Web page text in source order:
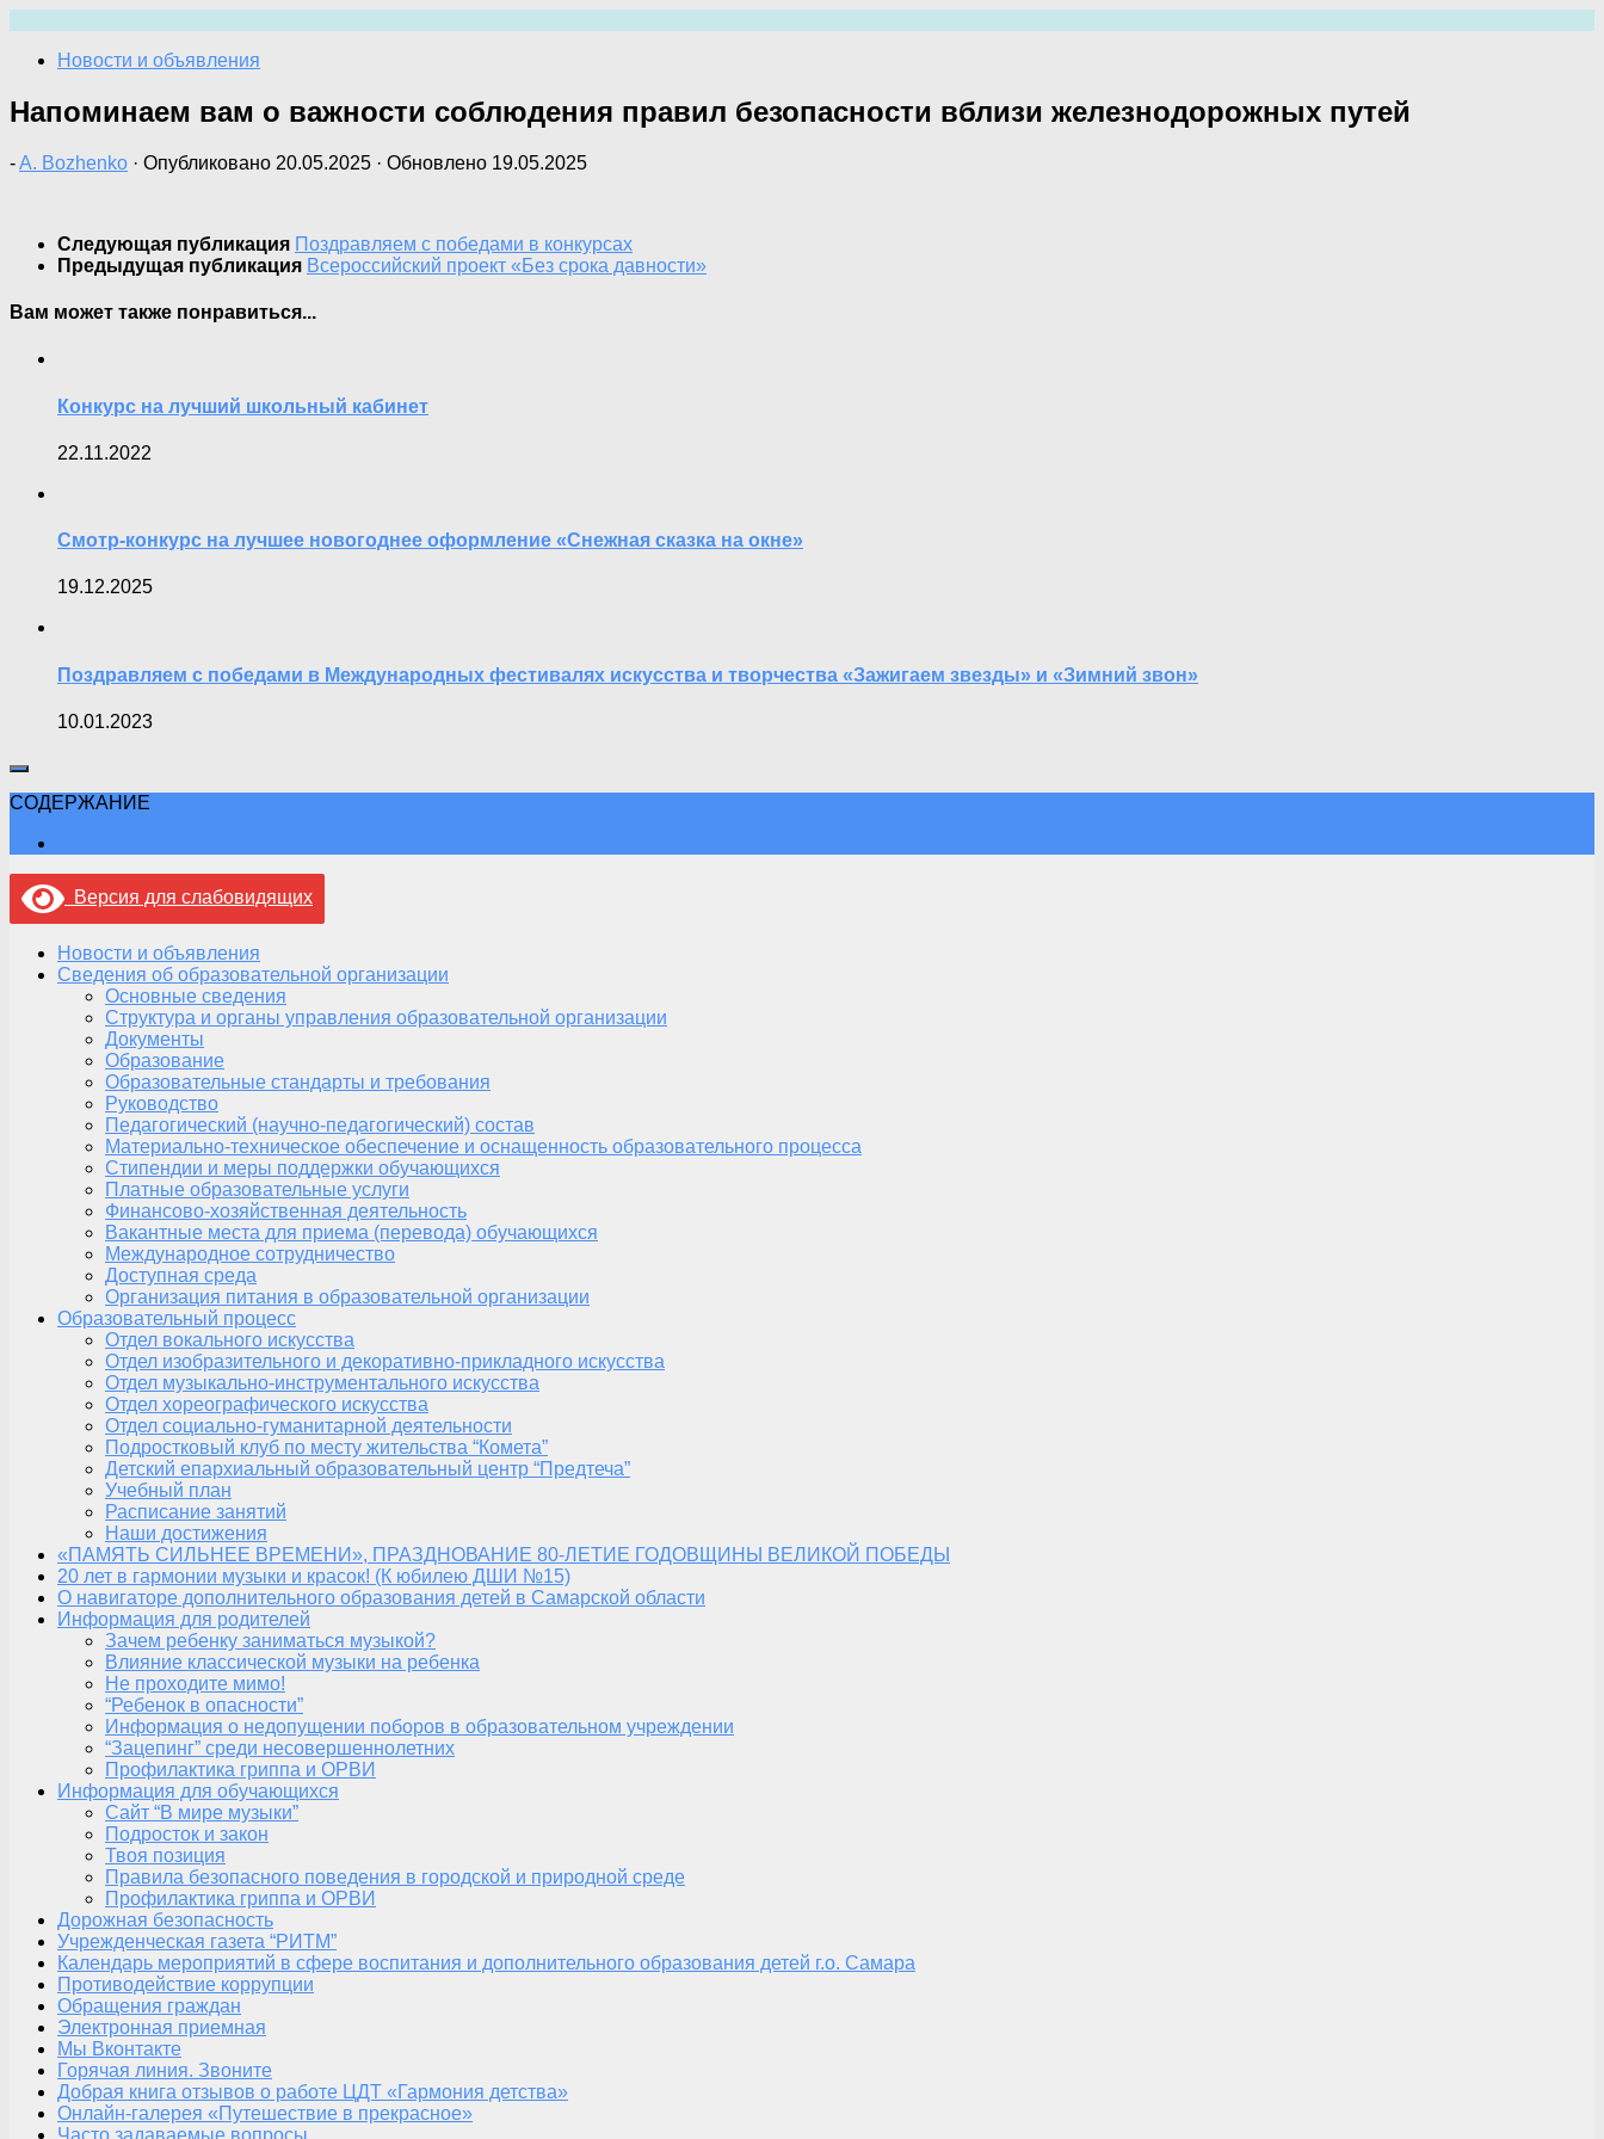
содержимому
Новости и объявления
Напоминаем вам о важности соблюдения правил безопасности вблизи железнодорожных путей
-A. Bozhenko · Опубликовано 20.05.2025 · Обновлено 19.05.2025
Следующая публикация Поздравляем с победами в конкурсах
Предыдущая публикация Всероссийский проект «Без срока давности»
Вам может также понравиться...
Конкурс на лучший школьный кабинет
22.11.2022
Смотр-конкурс на лучшее новогоднее оформление «Снежная сказка на окне»
19.12.2025
Поздравляем с победами в Международных фестивалях искусства и творчества «Зажигаем звезды» и «Зимний звон»
10.01.2023
СОДЕРЖАНИЕ
Версия для слабовидящих
Новости и объявления
Сведения об образовательной организации
Основные сведения
Структура и органы управления образовательной организации
Документы
Образование
Образовательные стандарты и требования
Руководство
Педагогический (научно-педагогический) состав
Материально-техническое обеспечение и оснащенность образовательного процесса
Стипендии и меры поддержки обучающихся
Платные образовательные услуги
Финансово-хозяйственная деятельность
Вакантные места для приема (перевода) обучающихся
Международное сотрудничество
Доступная среда
Организация питания в образовательной организации
Образовательный процесс
Отдел вокального искусства
Отдел изобразительного и декоративно-прикладного искусства
Отдел музыкально-инструментального искусства
Отдел хореографического искусства
Отдел социально-гуманитарной деятельности
Подростковый клуб по месту жительства “Комета”
Детский епархиальный образовательный центр “Предтеча”
Учебный план
Расписание занятий
Наши достижения
«ПАМЯТЬ СИЛЬНЕЕ ВРЕМЕНИ», ПРАЗДНОВАНИЕ 80-ЛЕТИЕ ГОДОВЩИНЫ ВЕЛИКОЙ ПОБЕДЫ
20 лет в гармонии музыки и красок! (К юбилею ДШИ №15)
О навигаторе дополнительного образования детей в Самарской области
Информация для родителей
Зачем ребенку заниматься музыкой?
Влияние классической музыки на ребенка
Не проходите мимо!
“Ребенок в опасности”
Информация о недопущении поборов в образовательном учреждении
“Зацепинг” среди несовершеннолетних
Профилактика гриппа и ОРВИ
Информация для обучающихся
Сайт “В мире музыки”
Подросток и закон
Твоя позиция
Правила безопасного поведения в городской и природной среде
Профилактика гриппа и ОРВИ
Дорожная безопасность
Учрежденческая газета “РИТМ”
Календарь мероприятий в сфере воспитания и дополнительного образования детей г.о. Самара
Противодействие коррупции
Обращения граждан
Электронная приемная
Мы Вконтакте
Горячая линия. Звоните
Добрая книга отзывов о работе ЦДТ «Гармония детства»
Онлайн-галерея «Путешествие в прекрасное»
Часто задаваемые вопросы